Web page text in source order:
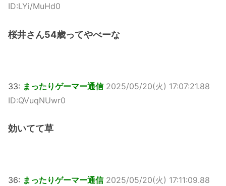
ID:LYi/MuHd0
桜井さん54歳ってやべーな
33: まったりゲーマー通信 2025/05/20(火) 17:07:21.88
ID:QVuqNUwr0
効いてて草
36: まったりゲーマー通信 2025/05/20(火) 17:11:09.88